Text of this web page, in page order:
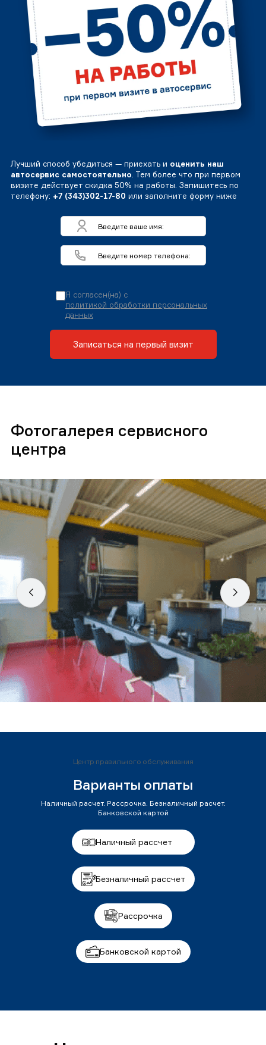
Лучший способ убедиться — приехать и оценить наш
автосервис самостоятельно. Тем более что при первом
визите действует скидка 50% на работы. Запишитесь по
телефону: +7 (343)302-17-80 или заполните форму ниже
Я согласен(на) с
политикой обработки персональных
данных
Записаться на первый визит
Фотогалерея сервисного
центра
Центр правильного обслуживания
Варианты оплаты
Наличный расчет. Рассрочка. Безналичный расчет.
Банковской картой
Наличный рассчет
Безналичный рассчет
Рассрочка
Банковской картой